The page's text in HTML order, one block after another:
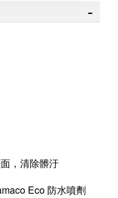
，清除髒汙
Eco 防水噴劑